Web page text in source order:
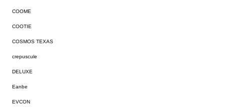
COOME
COOTIE
COSMOS TEXAS
crepuscule
DELUXE
Eanbe
EVCON